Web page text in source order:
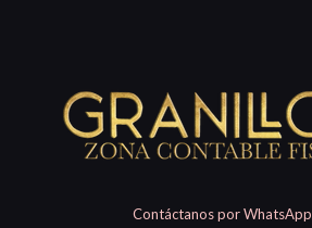
Contáctanos por WhatsApp